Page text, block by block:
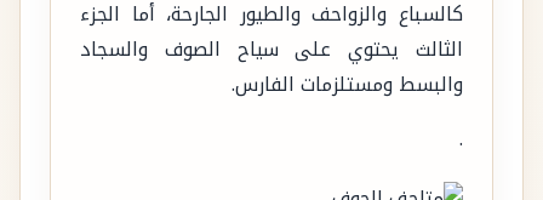
كالسباع والزواحف والطيور الجارحة، أما الجزء
الثالث يحتوي على سياح الصوف والسجاد
والبسط ومستلزمات الفارس.
.